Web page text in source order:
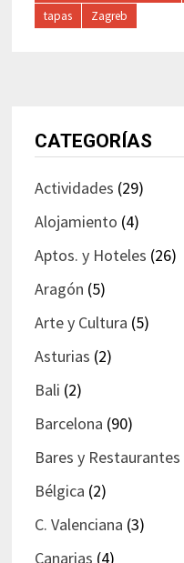
tapas
Zagreb
CATEGORÍAS
Actividades (29)
Alojamiento (4)
Aptos. y Hoteles (26)
Aragón (5)
Arte y Cultura (5)
Asturias (2)
Bali (2)
Barcelona (90)
Bares y Restaurantes
Bélgica (2)
C. Valenciana (3)
Canarias (4)